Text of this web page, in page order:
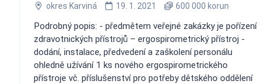
okres Karviná 19. 1. 2021 600 000 korun
Podrobný popis: - předmětem veřejné zakázky je pořízení
zdravotnických přístrojů – ergospirometrický přístroj -
dodání, instalace, předvedení a zaškolení personálu
ohledně užívání 1 ks nového ergospirometrického
přístroje vč. příslušenství pro potřeby dětského oddělení